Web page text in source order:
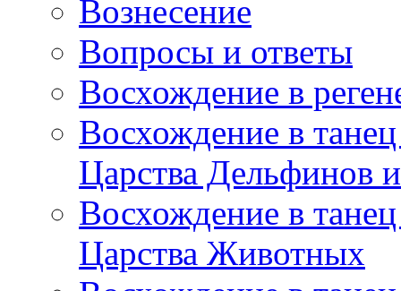
Вознесение
Вопросы и ответы
Восхождение в
Восхождение в
Царства Дельфинов
Восхождение в
Царства Животных